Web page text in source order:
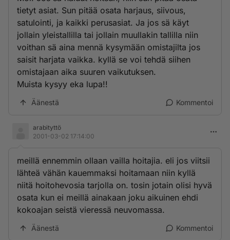
tietyt asiat. Sun pitää osata harjaus, siivous,
satulointi, ja kaikki perusasiat. Ja jos sä käyt
jollain yleistallilla tai jollain muullakin tallilla niin
voithan sä aina mennä kysymään omistajilta jos
saisit harjata vaikka. kyllä se voi tehdä siihen
omistajaan aika suuren vaikutuksen.
Muista kysyy eka lupa!!
Äänestä Kommentoi
arabityttö
2001-03-02 17:14:00
meillä ennemmin ollaan vailla hoitajia. eli jos viitsii
lähteä vähän kauemmaksi hoitamaan niin kyllä
niitä hoitohevosia tarjolla on. tosin jotain olisi hyvä
osata kun ei meillä ainakaan joku aikuinen ehdi
kokoajan seistä vieressä neuvomassa.
Äänestä Kommentoi